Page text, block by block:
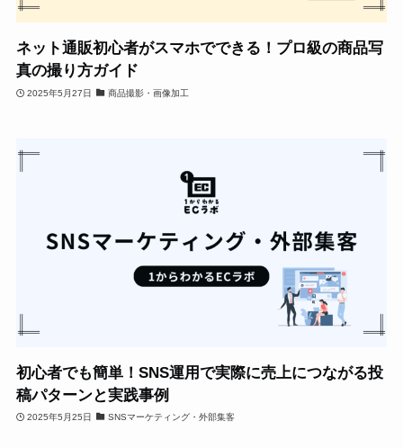
ネット通販初心者がスマホでできる！プロ級の商品写
真の撮り方ガイド
2025年5月27日 商品撮影・画像加工
初心者でも簡単！SNS運用で実際に売上につながる投
稿パターンと実践事例
2025年5月25日 SNSマーケティング・外部集客